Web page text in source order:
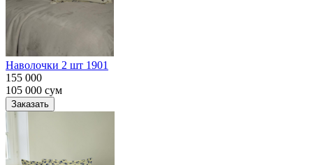
Наволочки 2 шт 1901
155 000
105 000 сум
Заказать